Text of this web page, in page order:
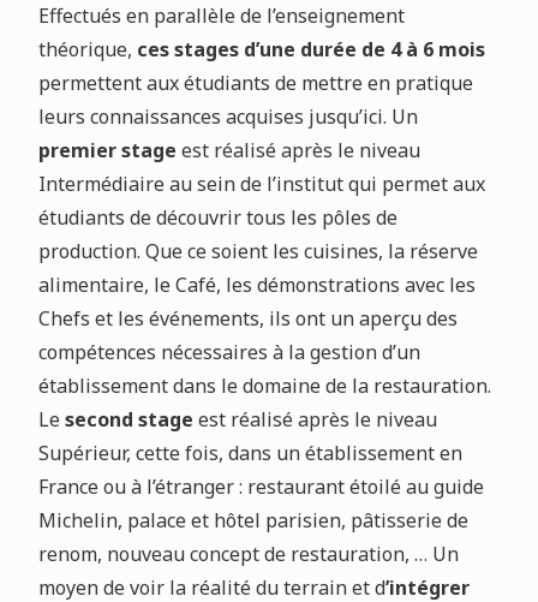
Effectués en parallèle de l’enseignement
théorique, ces stages d’une durée de 4 à 6 mois
permettent aux étudiants de mettre en pratique
leurs connaissances acquises jusqu’ici. Un
premier stage est réalisé après le niveau
Intermédiaire au sein de l’institut qui permet aux
étudiants de découvrir tous les pôles de
production. Que ce soient les cuisines, la réserve
alimentaire, le Café, les démonstrations avec les
Chefs et les événements, ils ont un aperçu des
compétences nécessaires à la gestion d’un
établissement dans le domaine de la restauration.
Lesecond stage est réalisé après le niveau
Supérieur, cette fois, dans un établissement en
France ou à l’étranger : restaurant étoilé au guide
Michelin, palace et hôtel parisien, pâtisserie de
renom, nouveau concept de restauration, … Un
moyen de voir la réalité du terrain et d’intégrer